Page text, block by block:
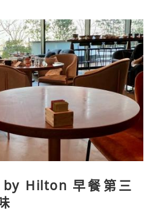
by Hilton 早餐第三